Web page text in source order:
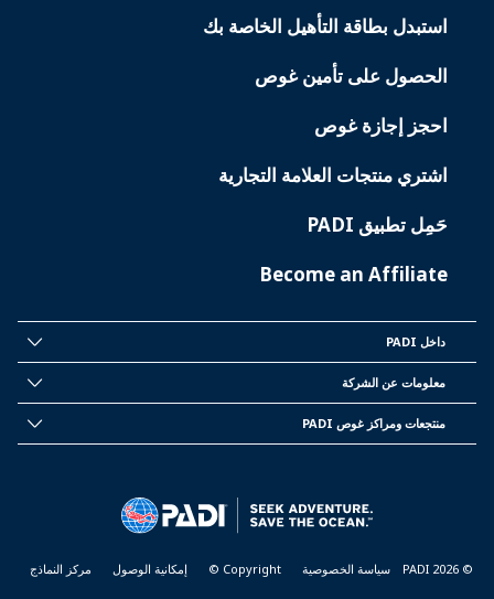
استبدل بطاقة التأهيل الخاصة بك
الحصول على تأمين غوص
احجز إجازة غوص
اشتري منتجات العلامة التجارية
حَمِل تطبيق PADI
Become an Affiliate
داخل PADI
INFORMATION
معلومات عن الشركة
منتجعات ومراكز غوص PADI
© PADI 2026 سياسة الخصوصية Copyright © إمكانية الوصول مركز النماذج